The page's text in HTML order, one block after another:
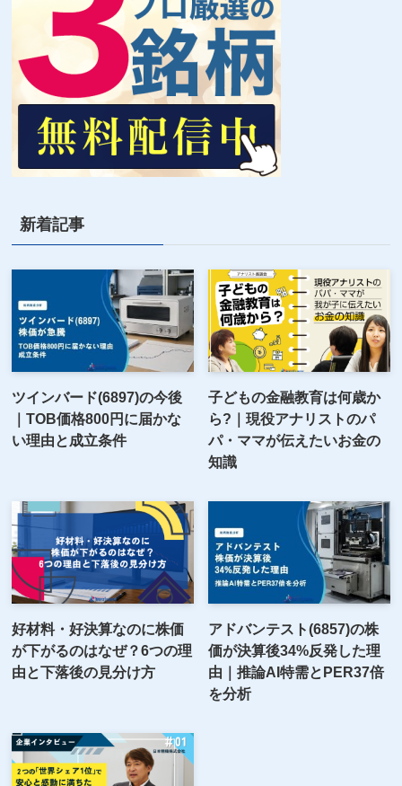
新着記事
ツインバード(6897)の今後
｜TOB価格800円に届かな
い理由と成立条件
子どもの金融教育は何歳か
ら?｜現役アナリストのパ
パ・ママが伝えたいお金の
知識
好材料・好決算なのに株価
が下がるのはなぜ？6つの理
由と下落後の見分け方
アドバンテスト(6857)の株
価が決算後34%反発した理
由｜推論AI特需とPER37倍
を分析